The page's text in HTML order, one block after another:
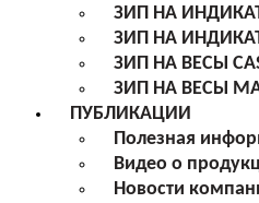
ЗИП НА
ЗИП НА
ЗИП НА ВЕСЫ
ЗИП НА ВЕСЫ
ПУБЛИКАЦИИ
Полезная
Видео о
Новости